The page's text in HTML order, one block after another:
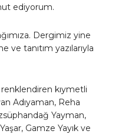
ediyorum.
Dergimiz yine
ve tanıtım yazılarıyla
renklendiren kıymetli
Adıyaman, Reha
Yayman,
Gamze Yayık ve